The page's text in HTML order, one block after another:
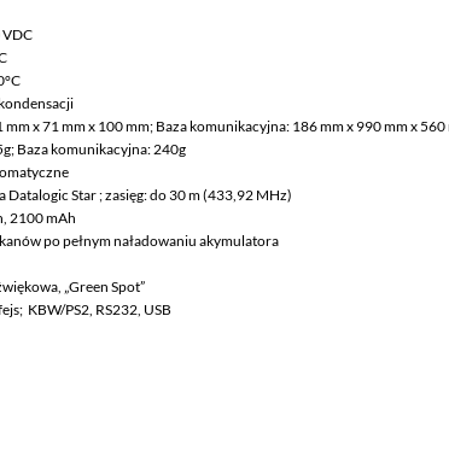
mm x 71 mm x 100 mm; Baza komunikacyjna: 186 mm x 990 mm x 560
Baza komunikacyjna: 240g
Datalogic Star ; zasięg: do 30 m (433,92 MHz)
2100 mAh
po pełnym naładowaniu akymulatora
„Green Spot”
KBW/PS2, RS232, USB